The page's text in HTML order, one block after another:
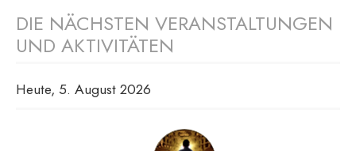
DIE NÄCHSTEN VERANSTALTUNGEN
UND AKTIVITÄTEN
Heute, 5. August 2026